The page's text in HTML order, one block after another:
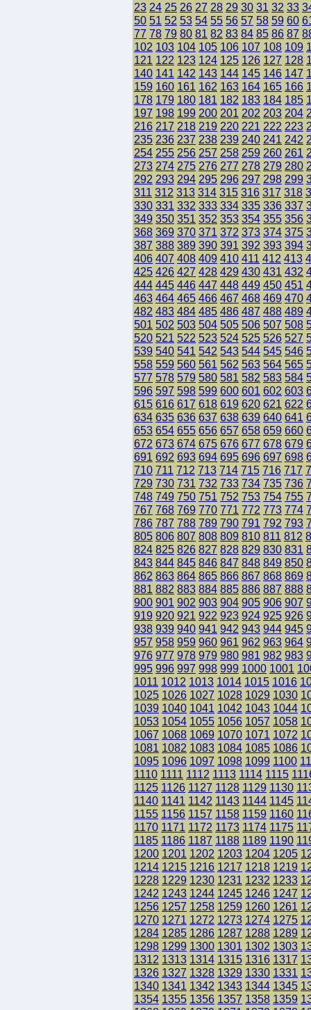
23 24 25 26 27 28 29 30 31 32 33
50 51 52 53 54 55 56 57 58 59 60
77 78 79 80 81 82 83 84 85 86 87
102 103 104 105 106 107 108 109
121 122 123 124 125 126 127 128
140 141 142 143 144 145 146 147
159 160 161 162 163 164 165 166
178 179 180 181 182 183 184 185
197 198 199 200 201 202 203 204
216 217 218 219 220 221 222 223
235 236 237 238 239 240 241 242
254 255 256 257 258 259 260 261
273 274 275 276 277 278 279 280
292 293 294 295 296 297 298 299
311 312 313 314 315 316 317 318
330 331 332 333 334 335 336 337
349 350 351 352 353 354 355 356
368 369 370 371 372 373 374 375
387 388 389 390 391 392 393 394
406 407 408 409 410 411 412 413
425 426 427 428 429 430 431 432
444 445 446 447 448 449 450 451
463 464 465 466 467 468 469 470
482 483 484 485 486 487 488 489
501 502 503 504 505 506 507 508
520 521 522 523 524 525 526 527
539 540 541 542 543 544 545 546
558 559 560 561 562 563 564 565
577 578 579 580 581 582 583 584
596 597 598 599 600 601 602 603
615 616 617 618 619 620 621 622
634 635 636 637 638 639 640 641
653 654 655 656 657 658 659 660
672 673 674 675 676 677 678 679
691 692 693 694 695 696 697 698
710 711 712 713 714 715 716 717
729 730 731 732 733 734 735 736
748 749 750 751 752 753 754 755
767 768 769 770 771 772 773 774
786 787 788 789 790 791 792 793
805 806 807 808 809 810 811 812
824 825 826 827 828 829 830 831
843 844 845 846 847 848 849 850
862 863 864 865 866 867 868 869
881 882 883 884 885 886 887 888
900 901 902 903 904 905 906 907
919 920 921 922 923 924 925 926
938 939 940 941 942 943 944 945
957 958 959 960 961 962 963 964
976 977 978 979 980 981 982 983
995 996 997 998 999 1000 1001
1011 1012 1013 1014 1015 1016
1025 1026 1027 1028 1029 1030
1039 1040 1041 1042 1043 1044
1053 1054 1055 1056 1057 1058
1067 1068 1069 1070 1071 1072
1081 1082 1083 1084 1085 1086
1095 1096 1097 1098 1099 1100
1110 1111 1112 1113 1114 1115
1125 1126 1127 1128 1129 1130
1140 1141 1142 1143 1144 1145
1155 1156 1157 1158 1159 1160
1170 1171 1172 1173 1174 1175
1185 1186 1187 1188 1189 1190
1200 1201 1202 1203 1204 1205
1214 1215 1216 1217 1218 1219
1228 1229 1230 1231 1232 1233
1242 1243 1244 1245 1246 1247
1256 1257 1258 1259 1260 1261
1270 1271 1272 1273 1274 1275
1284 1285 1286 1287 1288 1289
1298 1299 1300 1301 1302 1303
1312 1313 1314 1315 1316 1317
1326 1327 1328 1329 1330 1331
1340 1341 1342 1343 1344 1345
1354 1355 1356 1357 1358 1359